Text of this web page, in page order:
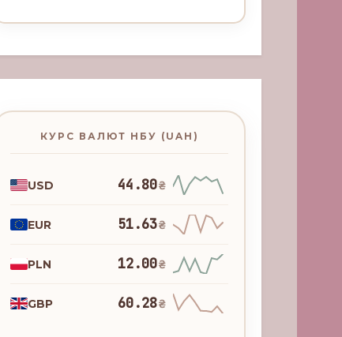
КУРС ВАЛЮТ НБУ (UAH)
USD 44.80₴
EUR 51.63₴
PLN 12.00₴
GBP 60.28₴